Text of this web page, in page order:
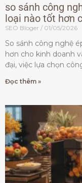
so sánh công
loại nào tốt hơn
SEO Bloger 01/05/2026
So sánh công nghệ
hơn cho kinh doanh
đại, việc lựa chọn
Đọc thêm »